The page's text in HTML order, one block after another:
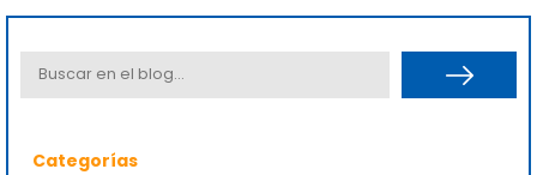
Categorías